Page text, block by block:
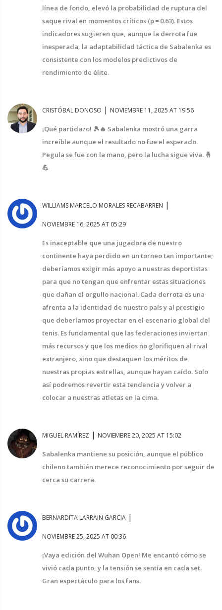
línea de fondo, elevó la probabilidad de ruptura del
saque rival en momentos críticos (p = 0.63). Estos
indicadores sugieren que, aunque la derrota fue
inesperada, la adaptabilidad táctica de Sabalenka es
consistente con los modelos predictivos de
rendimiento de élite.
CRISTÓBAL DONOSO | NOVIEMBRE 11, 2025 AT 19:56
¡Qué partidazo! 🎾🔥 Sabalenka mostró una garra
increíble aunque el resultado no fue el esperado.
Pegula se fue con la mano, pero la lucha sigue viva. 🤞
💪
WILLIAMS MARCELO MORALES RECABARREN |
NOVIEMBRE 16, 2025 AT 05:29
Es inaceptable que una jugadora de nuestro
continente haya perdido en un torneo tan importante;
deberíamos exigir más apoyo a nuestras deportistas
para que no tengan que enfrentar estas situaciones
que dañan el orgullo nacional. Cada derrota es una
afrenta a la identidad de nuestro país y al prestigio
que deberíamos proyectar en el escenario global del
tenis. Es fundamental que las federaciones inviertan
más recursos y que los medios no glorifiquen al rival
extranjero, sino que destaquen los méritos de
nuestras propias estrellas, aunque hayan caído. Solo
así podremos revertir esta tendencia y volver a
colocar a nuestras atletas en la cima.
MIGUEL RAMÍREZ | NOVIEMBRE 20, 2025 AT 15:02
Sabalenka mantiene su posición, aunque el público
chileno también merece reconocimiento por seguir de
cerca su carrera.
BERNARDITA LARRAIN GARCIA |
NOVIEMBRE 25, 2025 AT 00:36
¡Vaya edición del Wuhan Open! Me encantó cómo se
vivió cada punto, y la tensión se sentía en cada set.
Gran espectáculo para los fans.